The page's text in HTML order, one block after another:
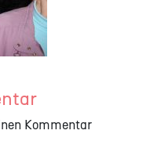
Kommentar